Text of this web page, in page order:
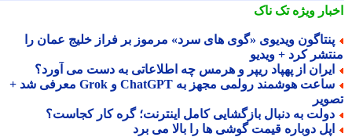
ویژهتک ناک
ویدیوی «گوی های سرد» مرموز بر فراز خلیج عمان را
کرد + ویدیو
از پهپاد ریپر و هرمس چه اطلاعاتی به دست می آورد؟
ساعت هوشمند رولمی مجهز به ChatGPT و Grok معرفی شد +
به دنبال بازگشایی کامل اینترنت؛ گره کار کجاست؟
دوباره قیمت گوشی ها را بالا می برد